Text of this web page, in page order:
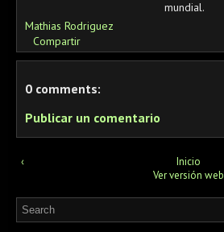
mundial.
Mathias Rodriguez
Compartir
0 comments:
Publicar un comentario
‹
Inicio
Ver versión web